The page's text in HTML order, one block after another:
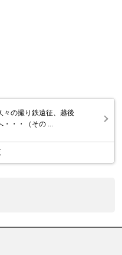
々の撮り鉄遠征、越後
・・・（その ...